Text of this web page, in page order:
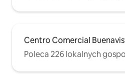
Centro Comercial
Poleca 226 lokalnych